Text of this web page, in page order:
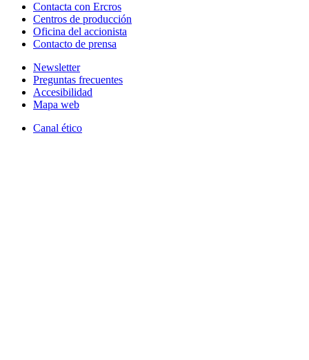
Contacta con Ercros
Centros de producción
Oficina del accionista
Contacto de prensa
Newsletter
Preguntas frecuentes
Accesibilidad
Mapa web
Canal ético